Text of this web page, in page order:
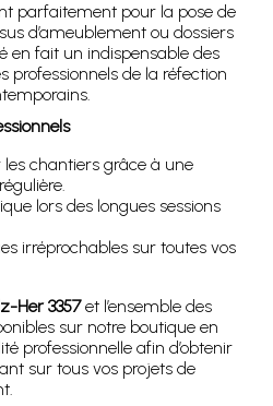
parfaitement pour la pose de
d’ameublement ou dossiers
en fait un indispensable des
professionnels de la réfection
chantiers grâce à une
lors des longues sessions
irréprochables sur toutes vos
Her 3357et l’ensemble des
sur notre boutique en
professionnelle afin d’obtenir
sur tous vos projets de